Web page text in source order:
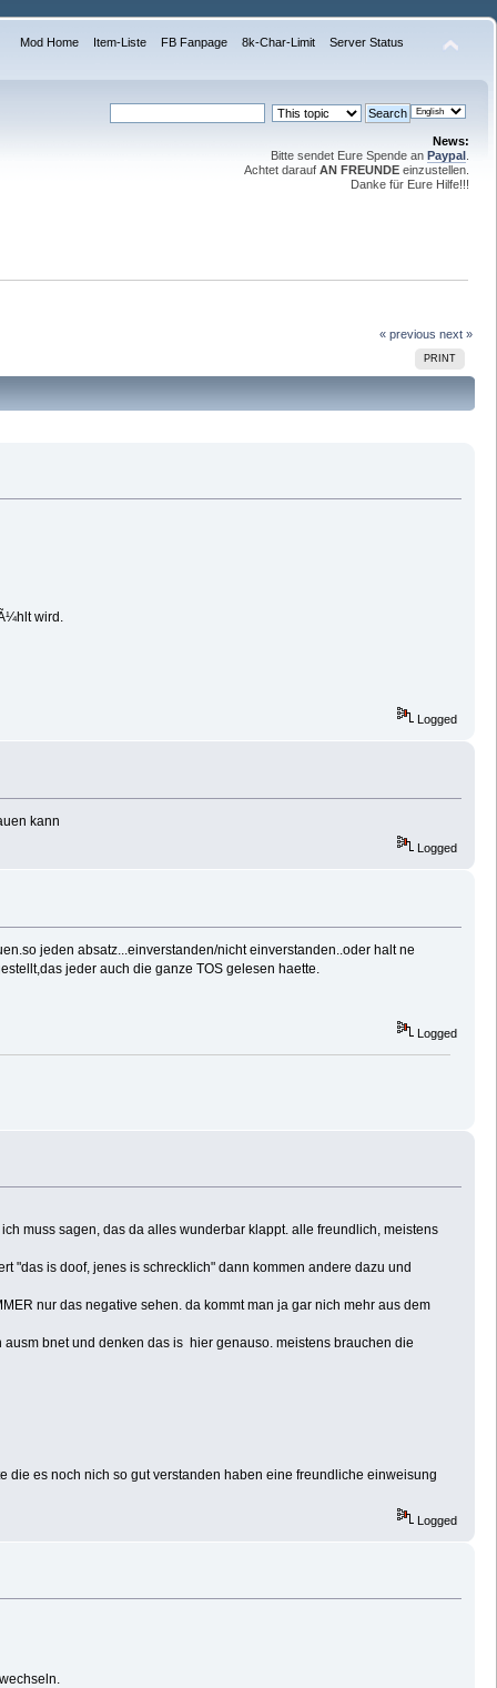
Mod Home Item-Liste FB Fanpage 8k-Char-Limit Server Status
News:
Bitte sendet Eure Spende an Paypal
Achtet darauf AN FREUNDE einzustellen.
Danke für Eure Hilfe!!!
« previous next »
PRINT
wird.
Logged
kann
Logged
jeden absatz...einverstanden/nicht einverstanden..oder halt ne
jeder auch die ganze TOS gelesen haette.
Logged
muss sagen, das da alles wunderbar klappt. alle freundlich, meistens
"das is doof, jenes is schrecklich" dann kommen andere dazu und
nur das negative sehen. da kommt man ja gar nich mehr aus dem
bnet und denken das is hier genauso. meistens brauchen die
die es noch nich so gut verstanden haben eine freundliche einweisung
Logged